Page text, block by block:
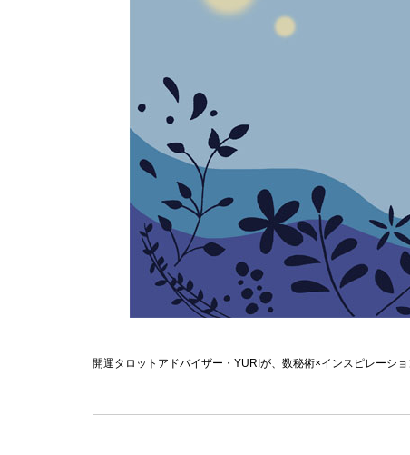
開運タロットアドバイザー・YURIが、数秘術×インスピレーシ